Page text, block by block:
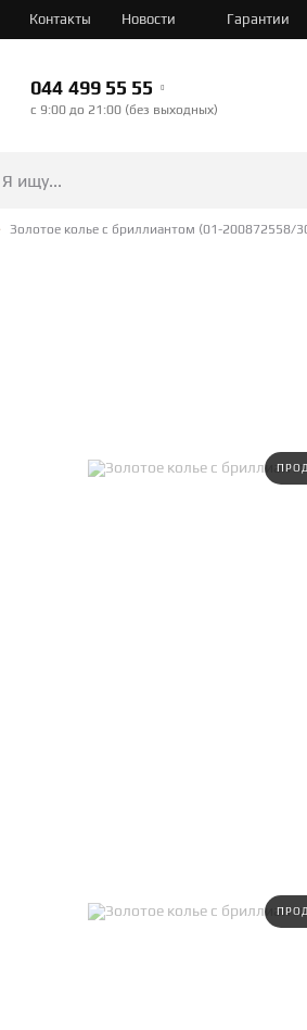
Контакты Новости Гарантии
044 499 55 55
c 9:00 до 21:00 (без выходных)
Золотое колье с бриллиантом (01-200872558/